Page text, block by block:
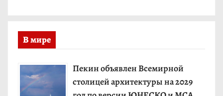
В мире
Пекин объявлен Всемирной
столицей архитектуры на 2029